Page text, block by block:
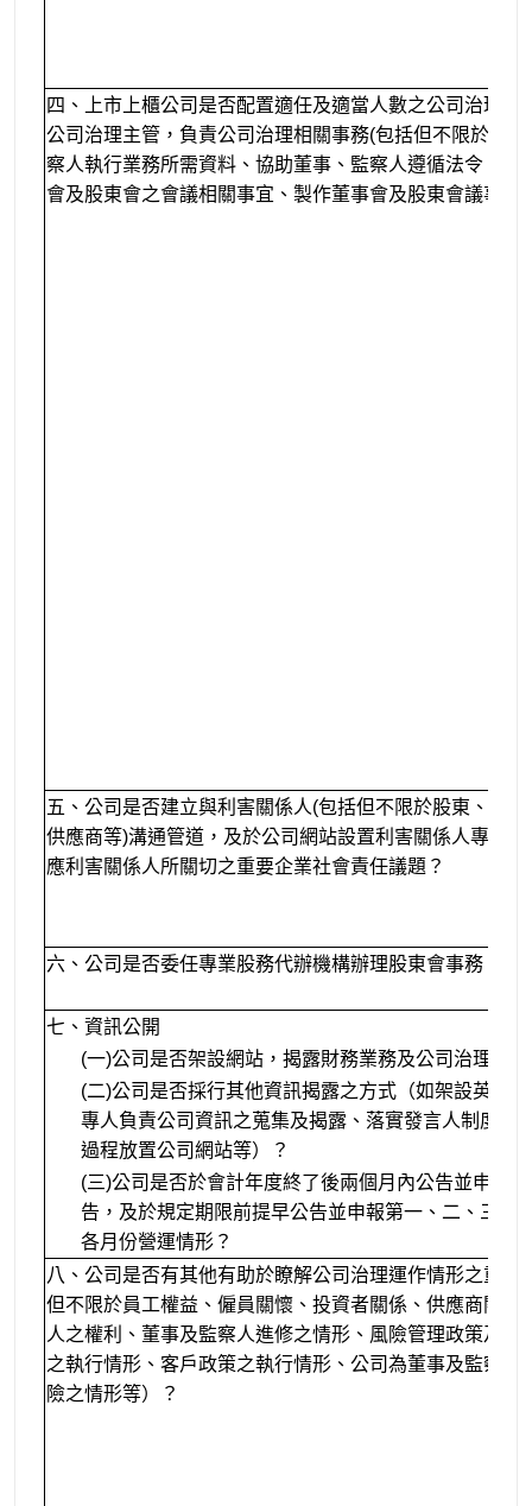
四、上市上櫃公司是否配置適任及適當人數之公司治理人
公司治理主管，負責公司治理相關事務(包括但不限於提
察人執行業務所需資料、協助董事、監察人遵循法令、依
會及股東會之會議相關事宜、製作董事會及股東會議事錄
五、 公司是否建立與利害關係人(包括但不限於股東、員
供應商等)溝通管道，及於公司網站設置利害關係人專區
應利害關係人所關切之重要企業社會責任議題？
六、公司是否委任專業股務代辦機構辦理股東會事務？
七、資訊公開
(一)公司是否架設網站，揭露財務業務及公司治理資
(二)公司是否採行其他資訊揭露之方式（如架設英文
專人負責公司資訊之蒐集及揭露、落實發言人制度、
過程放置公司網站等）？
(三)公司是否於會計年度終了後兩個月內公告並申報
告，及於規定期限前提早公告並申報第一、二、三季
各月份營運情形？
八、公司是否有其他有助於瞭解公司治理運作情形之重要
但不限於員工權益、僱員關懷、投資者關係、供應商關係
人之權利、董事及監察人進修之情形、風險管理政策及風
之執行情形、客戶政策之執行情形、公司為董事及監察人
險之情形等）？